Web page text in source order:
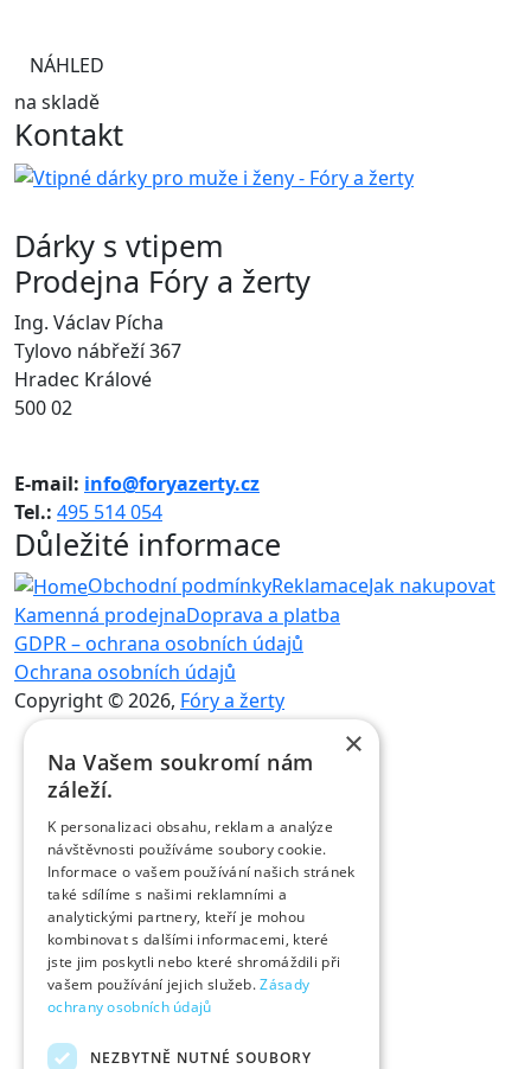
NÁHLED
na skladě
Kontakt
Dárky s vtipem
Prodejna Fóry a žerty
Ing. Václav Pícha
Tylovo nábřeží 367
Hradec Králové
500 02
E-mail: info@foryazerty.cz
Tel.: 495 514 054
Důležité informace
Obchodní podmínkyReklamaceJak nakupovat
Kamenná prodejnaDoprava a platba
GDPR – ochrana osobních údajů
Ochrana osobních údajů
Copyright © 2026, Fóry a žerty
×
Na Vašem soukromí nám
záleží.
K personalizaci obsahu, reklam a analýze
návštěvnosti používáme soubory cookie.
Informace o vašem používání našich stránek
také sdílíme s našimi reklamními a
analytickými partnery, kteří je mohou
kombinovat s dalšími informacemi, které
jste jim poskytli nebo které shromáždili při
vašem používání jejich služeb.Zásady
ochrany osobních údajů
NEZBYTNĚ NUTNÉ SOUBORY